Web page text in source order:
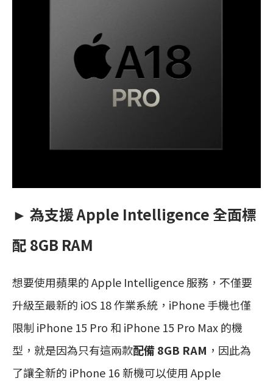
► 為支援 Apple Intelligence 全面標
配 8GB RAM
想要使用蘋果的 Apple Intelligence 服務，不僅要
升級至最新的 iOS 18 作業系統，iPhone 手機也僅
限制 iPhone 15 Pro 和 iPhone 15 Pro Max 的機
型，就是因為只有這兩款配備 8GB RAM ，因此為
了讓全新的 iPhone 16 新機可以使用 Apple